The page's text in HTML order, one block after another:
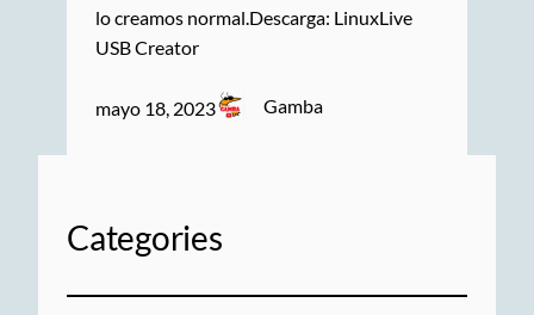
lo creamos normal.Descarga: LinuxLive
USB Creator
mayo 18, 2023 Gamba
Categories